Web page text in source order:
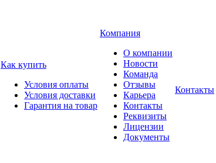
Как купить
Условия оплаты
Условия доставки
Гарантия на товар
Компания
О компании
Новости
Команда
Отзывы
Карьера
Контакты
Реквизиты
Лицензии
Документы
Контакты